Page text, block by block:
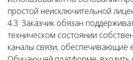
простой неисключительной
4.3. Заказчик обязан
техническом состоянии
каналы связи, обеспечивающие